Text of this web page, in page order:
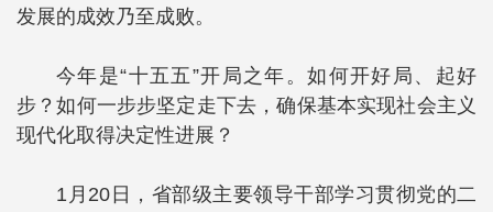
发展的成效乃至成败。
今年是“十五五”开局之年。如何开好局、起好
步？如何一步步坚定走下去，确保基本实现社会主义
现代化取得决定性进展？
1月20日，省部级主要领导干部学习贯彻党的二